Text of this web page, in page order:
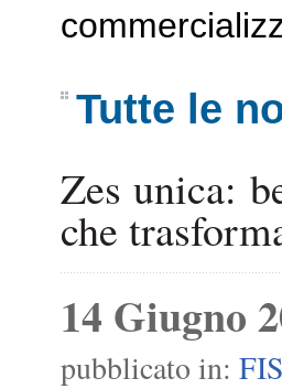
Tutte le
Zes unica:
che
14 Giugno
pubblicato in: